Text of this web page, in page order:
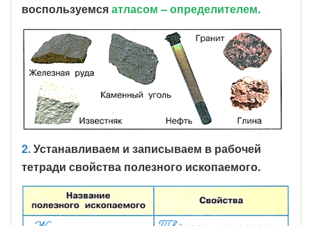
воспользуемсяатласом – определителем.
2.Устанавливаем и записываем в рабочей
тетради свойства полезного ископаемого.